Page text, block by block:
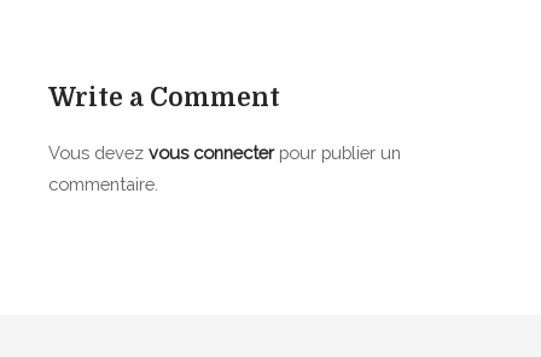
g
a
t
Write a Comment
Vous devez vous connecterpour publier un
commentaire.